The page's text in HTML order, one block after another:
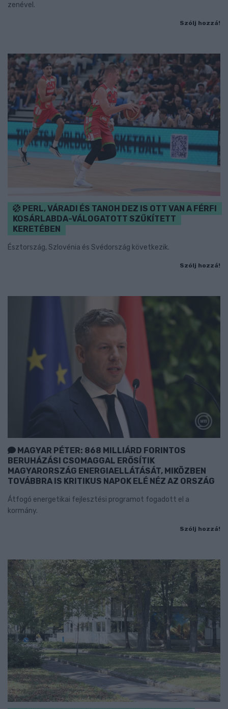
zenével.
Szólj hozzá!
PERL, VÁRADI ÉS TANOH DEZ IS OTT VAN A FÉRFI
KOSÁRLABDA-VÁLOGATOTT SZŰKÍTETT
KERETÉBEN
Észtország, Szlovénia és Svédország következik.
Szólj hozzá!
MAGYAR PÉTER: 868 MILLIÁRD FORINTOS
BERUHÁZÁSI CSOMAGGAL ERŐSÍTIK
MAGYARORSZÁG ENERGIAELLÁTÁSÁT, MIKÖZBEN
TOVÁBBRA IS KRITIKUS NAPOK ELÉ NÉZ AZ ORSZÁG
Átfogó energetikai fejlesztési programot fogadott el a
kormány.
Szólj hozzá!